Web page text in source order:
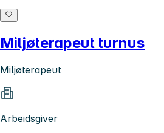
Miljøterapeut turnus
Miljøterapeut
Arbeidsgiver